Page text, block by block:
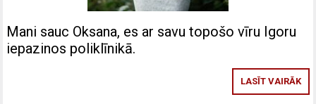
Mani sauc Oksana, es ar savu topošo vīru Igoru
iepazinos poliklīnikā.
LASĪT VAIRĀK